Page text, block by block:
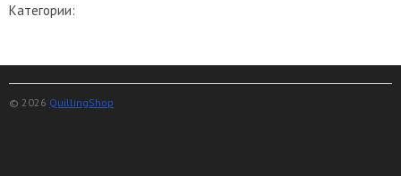
Категории:
© 2026 QuillingShop